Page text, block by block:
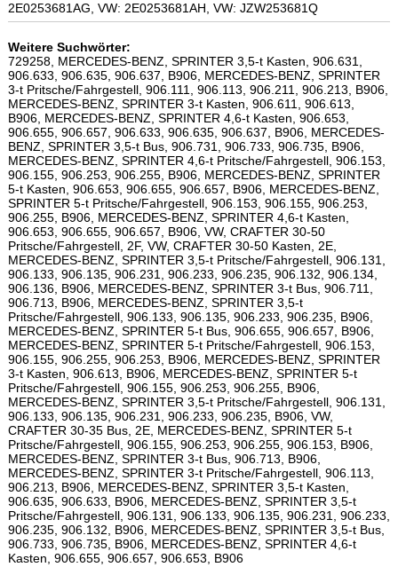
2E0253681AG, VW: 2E0253681AH, VW: JZW253681Q
Weitere Suchwörter:
729258, MERCEDES-BENZ, SPRINTER 3,5-t Kasten, 906.631,
906.633, 906.635, 906.637, B906, MERCEDES-BENZ, SPRINTER
3-t Pritsche/Fahrgestell, 906.111, 906.113, 906.211, 906.213, B906,
MERCEDES-BENZ, SPRINTER 3-t Kasten, 906.611, 906.613,
B906, MERCEDES-BENZ, SPRINTER 4,6-t Kasten, 906.653,
906.655, 906.657, 906.633, 906.635, 906.637, B906, MERCEDES-
BENZ, SPRINTER 3,5-t Bus, 906.731, 906.733, 906.735, B906,
MERCEDES-BENZ, SPRINTER 4,6-t Pritsche/Fahrgestell, 906.153,
906.155, 906.253, 906.255, B906, MERCEDES-BENZ, SPRINTER
5-t Kasten, 906.653, 906.655, 906.657, B906, MERCEDES-BENZ,
SPRINTER 5-t Pritsche/Fahrgestell, 906.153, 906.155, 906.253,
906.255, B906, MERCEDES-BENZ, SPRINTER 4,6-t Kasten,
906.653, 906.655, 906.657, B906, VW, CRAFTER 30-50
Pritsche/Fahrgestell, 2F, VW, CRAFTER 30-50 Kasten, 2E,
MERCEDES-BENZ, SPRINTER 3,5-t Pritsche/Fahrgestell, 906.131,
906.133, 906.135, 906.231, 906.233, 906.235, 906.132, 906.134,
906.136, B906, MERCEDES-BENZ, SPRINTER 3-t Bus, 906.711,
906.713, B906, MERCEDES-BENZ, SPRINTER 3,5-t
Pritsche/Fahrgestell, 906.133, 906.135, 906.233, 906.235, B906,
MERCEDES-BENZ, SPRINTER 5-t Bus, 906.655, 906.657, B906,
MERCEDES-BENZ, SPRINTER 5-t Pritsche/Fahrgestell, 906.153,
906.155, 906.255, 906.253, B906, MERCEDES-BENZ, SPRINTER
3-t Kasten, 906.613, B906, MERCEDES-BENZ, SPRINTER 5-t
Pritsche/Fahrgestell, 906.155, 906.253, 906.255, B906,
MERCEDES-BENZ, SPRINTER 3,5-t Pritsche/Fahrgestell, 906.131,
906.133, 906.135, 906.231, 906.233, 906.235, B906, VW,
CRAFTER 30-35 Bus, 2E, MERCEDES-BENZ, SPRINTER 5-t
Pritsche/Fahrgestell, 906.155, 906.253, 906.255, 906.153, B906,
MERCEDES-BENZ, SPRINTER 3-t Bus, 906.713, B906,
MERCEDES-BENZ, SPRINTER 3-t Pritsche/Fahrgestell, 906.113,
906.213, B906, MERCEDES-BENZ, SPRINTER 3,5-t Kasten,
906.635, 906.633, B906, MERCEDES-BENZ, SPRINTER 3,5-t
Pritsche/Fahrgestell, 906.131, 906.133, 906.135, 906.231, 906.233,
906.235, 906.132, B906, MERCEDES-BENZ, SPRINTER 3,5-t Bus,
906.733, 906.735, B906, MERCEDES-BENZ, SPRINTER 4,6-t
Kasten, 906.655, 906.657, 906.653, B906